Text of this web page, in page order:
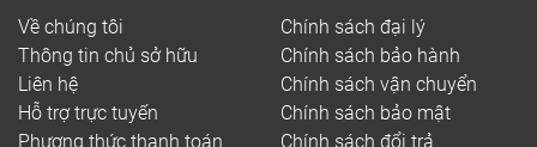
Về chúng tôi
Thông tin chủ sở hữu
Liên hệ
Hỗ trợ trực tuyến
Phương thức thanh toán
Chính sách đại lý
Chính sách bảo hành
Chính sách vận chuyển
Chính sách bảo mật
Chính sách đổi trả